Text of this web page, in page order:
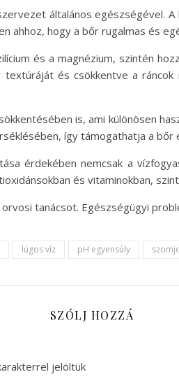
általános egészségével.
ahhoz, hogy a bőr rugalmas és
és a magnézium, szintén
és csökkentve a
is, ami különösen
így támogathatja a bőr
érdekében nemcsak a
és vitaminokban,
tanácsot. Egészségügyi
lúgos víz pH egyensúly
SZÓLJ HOZZÁ
jelöltük